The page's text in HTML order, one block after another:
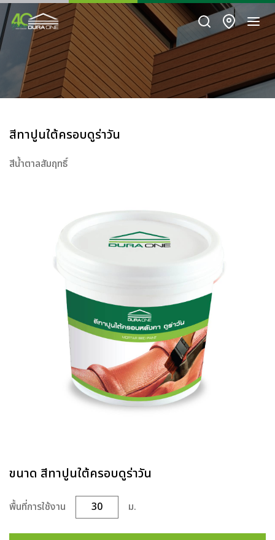
สีทาปูนใต้ครอบดูร่าวัน
สีน้ำตาลสัมฤทธิ์
ขนาด สีทาปูนใต้ครอบดูร่าวัน
พื้นที่การใช้งาน ม.